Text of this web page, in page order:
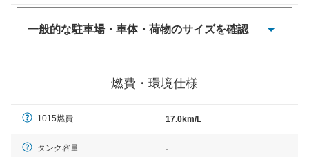
一般的な駐車場・車体・荷物のサイズを確認
× 長さ 5,000mm 車路幅 5,000mmというサイズが標準値
燃費・環境仕様
1015燃費 17.0km/L
タンク容量 -